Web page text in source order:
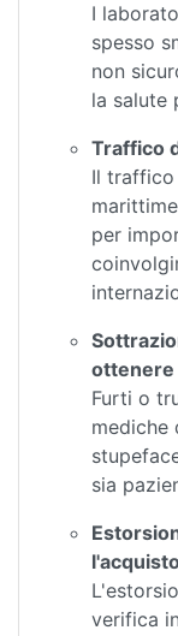
I
spesso
non
la salute
Traffico
Il
per
ottenere
Furti o
mediche
sia
verifica